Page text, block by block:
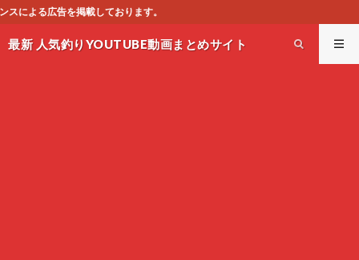
最新 人気釣りYOUTUBE動画まとめサイト